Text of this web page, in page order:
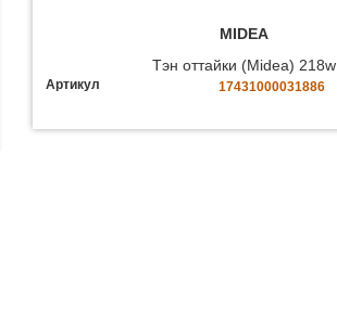
MIDEA
Тэн оттайки (Midea) 218w
Артикул 17431000031886